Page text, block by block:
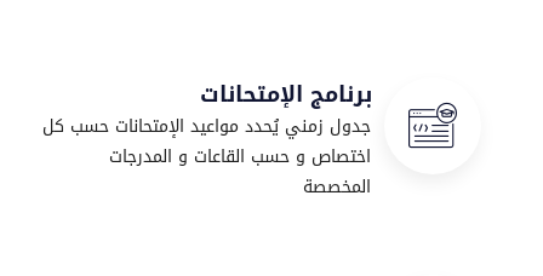
برنامج الإمتحانات
جدول زمني يُحدد مواعيد الإمتحانات حسب كل
اختصاص و حسب القاعات و المدرجات
المخصصة